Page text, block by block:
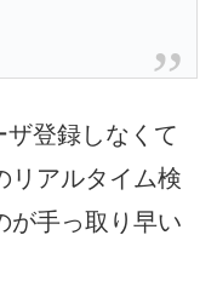
登録しなくて
リアルタイム検
が手っ取り早い